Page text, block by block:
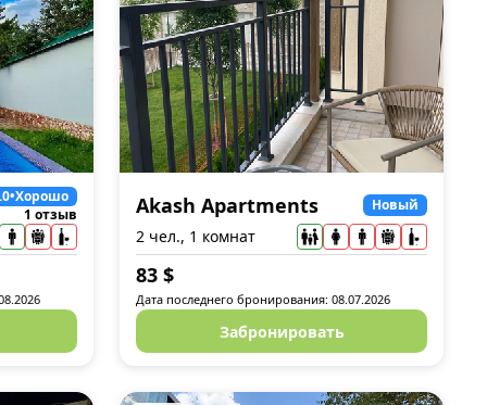
•Хорошо
1 отзыв
Akash Apartments Новый
2 чел., 1 комнат
83 $
Дата последнего бронирования: 08.07.2026
Забронировать